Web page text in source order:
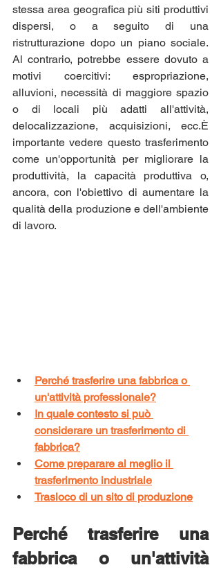
stessa area geografica più siti produttivi
dispersi, o a seguito di una
ristrutturazione dopo un piano sociale.
Al contrario, potrebbe essere dovuto a
motivi coercitivi: espropriazione,
alluvioni, necessità di maggiore spazio
o di locali più adatti all'attività,
delocalizzazione, acquisizioni, ecc.È
importante vedere questo trasferimento
come un'opportunità per migliorare la
produttività, la capacità produttiva o,
ancora, con l'obiettivo di aumentare la
qualità della produzione e dell'ambiente
di lavoro.
Perché trasferire una fabbrica o
un'attività professionale?
In quale contesto si può
considerare un trasferimento di
fabbrica?
Come preparare al meglio il
trasferimento industriale
Trasloco di un sito di produzione
Perché trasferire una
fabbrica o un'attività